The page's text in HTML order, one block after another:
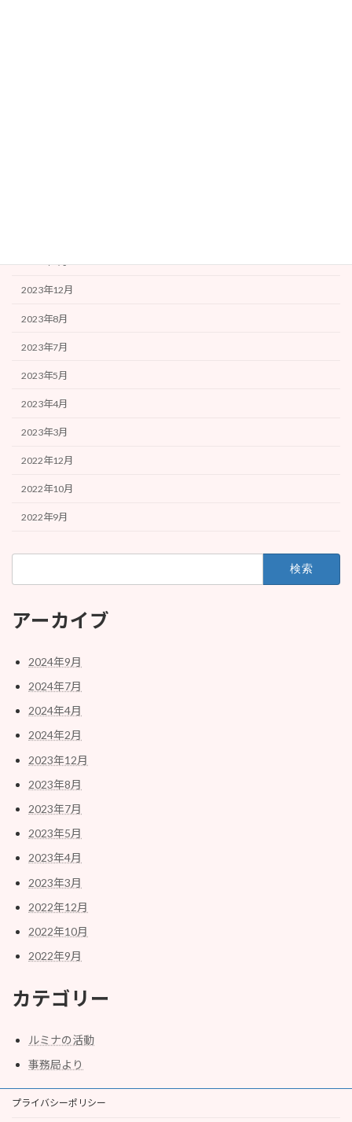
2024年2月
2023年12月
2023年8月
2023年7月
2023年5月
2023年4月
2023年3月
2022年12月
2022年10月
2022年9月
アーカイブ
2024年9月
2024年7月
2024年4月
2024年2月
2023年12月
2023年8月
2023年7月
2023年5月
2023年4月
2023年3月
2022年12月
2022年10月
2022年9月
カテゴリー
ルミナの活動
事務局より
プライバシーポリシー